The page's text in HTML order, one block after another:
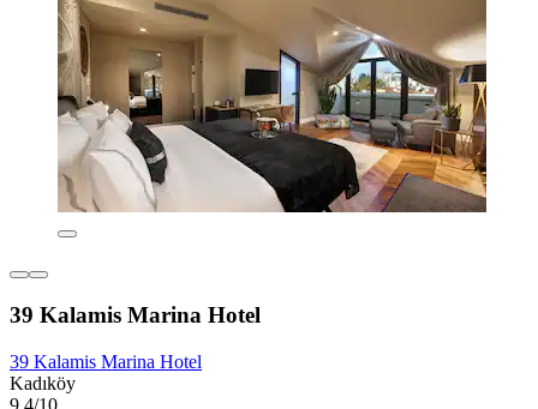
39 Kalamis Marina Hotel
39 Kalamis Marina Hotel
Kadıköy
9.4/10